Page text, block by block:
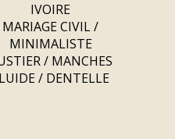
IVOIRE
MARIAGE CIVIL /
MINIMALISTE
/ MANCHES
/ DENTELLE